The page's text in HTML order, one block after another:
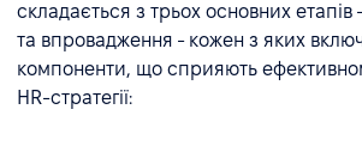
складається з трьох основних етапів
та впровадження - кожен з яких
компоненти, що сприяють
HR-стратегії: